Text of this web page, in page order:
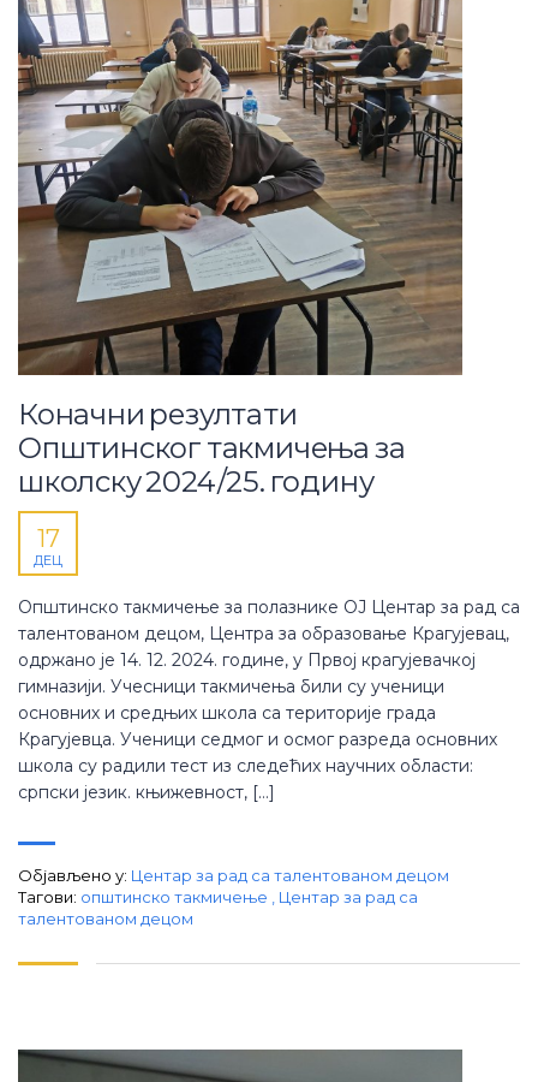
Коначни резултати
Општинског такмичења за
школску 2024/25. годину
17
ДЕЦ
Општинско такмичење за полазнике ОЈ Центар за рад са
талентованом децом, Центра за образовање Крагујевац,
одржано је 14. 12. 2024. године, у Првој крагујевачкој
гимназији. Учесници такмичења били су ученици
основних и средњих школа са територије града
Крагујевца. Ученици седмог и осмог разреда основних
школа су радили тест из следећих научних области:
српски језик. књижевност, […]
Објављено у: Центар за рад са талентованом децом
Тагови: општинско такмичење
Центар за рад са
талентованом децом